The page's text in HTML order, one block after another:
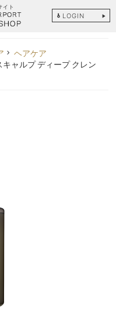
イト
LOGIN
ヘアケア
ャルプ ディープ クレン